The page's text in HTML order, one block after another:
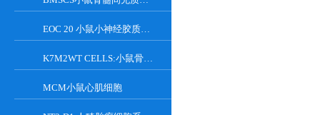
EOC 20 小鼠小神经胶质细胞系
K7M2WT CELLS:小鼠骨肉瘤成骨细胞系
MCM小鼠心肌细胞